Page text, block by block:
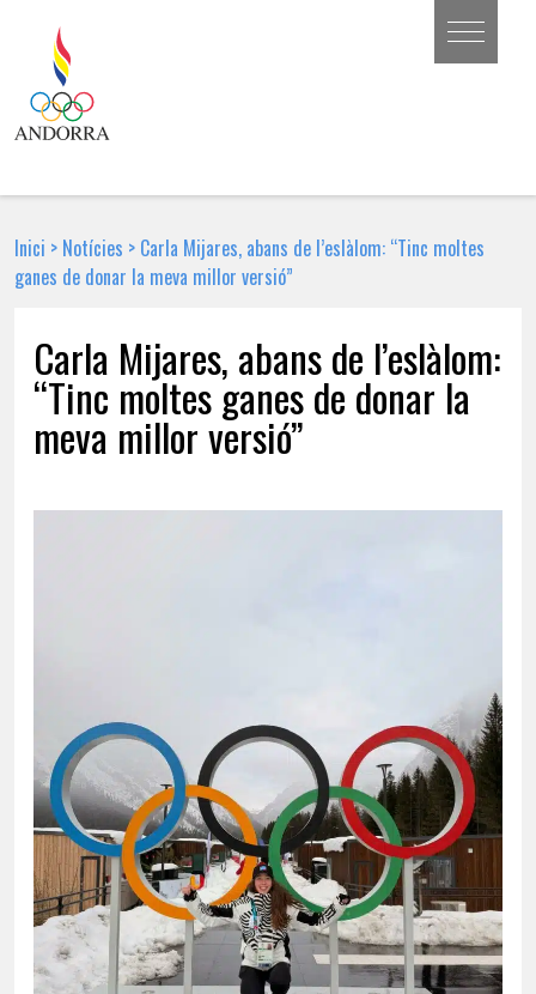
Inici > Notícies > Carla Mijares, abans de l’eslàlom: “Tinc moltes
ganes de donar la meva millor versió”
Carla Mijares, abans de l’eslàlom:
“Tinc moltes ganes de donar la
meva millor versió”